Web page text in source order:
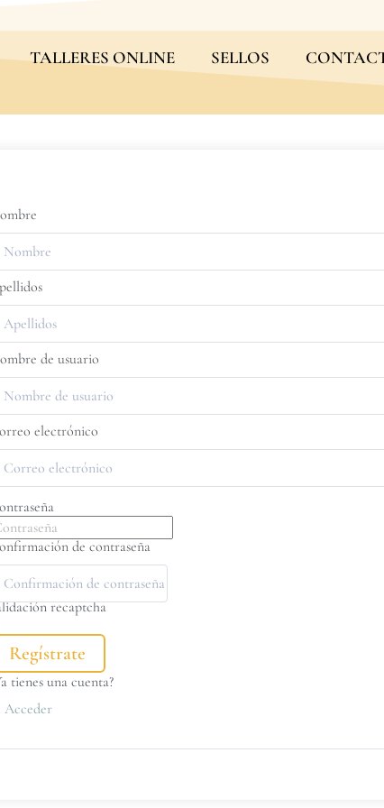
TALLERES ONLINE SELLOS
de usuario
electrónico
de contraseña
recaptcha
Regístrate
tienes una cuenta?
Acceder